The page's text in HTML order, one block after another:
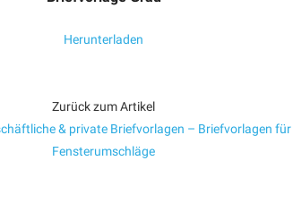
Herunterladen
Zurück zum Artikel
& private Briefvorlagen – Briefvorlagen für
Fensterumschläge